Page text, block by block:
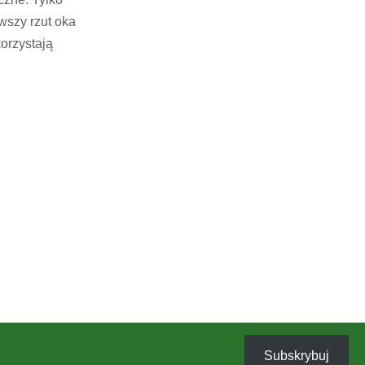
rzut oka
Subskrybuj